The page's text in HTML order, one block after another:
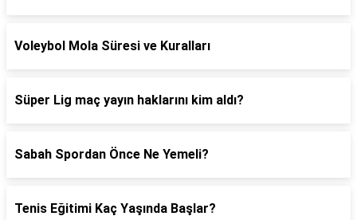
Voleybol Mola Süresi ve Kuralları
Süper Lig maç yayın haklarını kim aldı?
Sabah Spordan Önce Ne Yemeli?
Tenis Eğitimi Kaç Yaşında Başlar?